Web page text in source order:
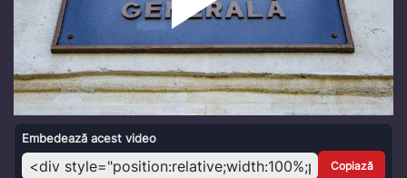
Play
Video
Embedează acest video
Copiază